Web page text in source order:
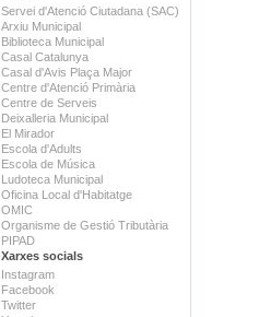
Servei d'Atenció Ciutadana (SAC)
Arxiu Municipal
Biblioteca Municipal
Casal Catalunya
Casal d'Avis Plaça Major
Centre d'Atenció Primària
Centre de Serveis
Deixalleria Municipal
El Mirador
Escola d'Adults
Escola de Música
Ludoteca Municipal
Oficina Local d'Habitatge
OMIC
Organisme de Gestió Tributària
PIPAD
Xarxes socials
Instagram
Facebook
Twitter